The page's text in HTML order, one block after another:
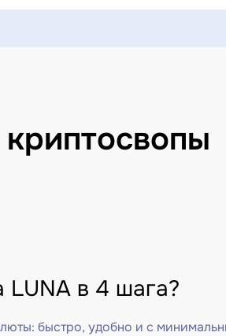
LUNA в 4 шага?
быстро, удобно и с